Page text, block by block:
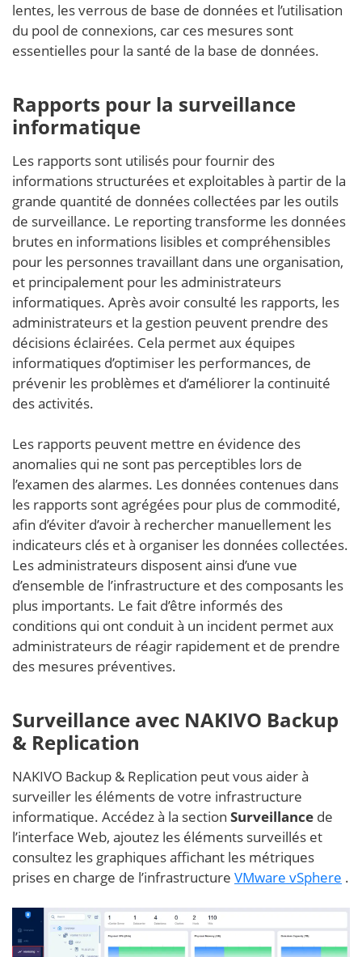
lentes, les verrous de base de données et l’utilisation
du pool de connexions, car ces mesures sont
essentielles pour la santé de la base de données.
Rapports pour la surveillance
informatique
Les rapports sont utilisés pour fournir des
informations structurées et exploitables à partir de la
grande quantité de données collectées par les outils
de surveillance. Le reporting transforme les données
brutes en informations lisibles et compréhensibles
pour les personnes travaillant dans une organisation,
et principalement pour les administrateurs
informatiques. Après avoir consulté les rapports, les
administrateurs et la gestion peuvent prendre des
décisions éclairées. Cela permet aux équipes
informatiques d’optimiser les performances, de
prévenir les problèmes et d’améliorer la continuité
des activités.
Les rapports peuvent mettre en évidence des
anomalies qui ne sont pas perceptibles lors de
l’examen des alarmes. Les données contenues dans
les rapports sont agrégées pour plus de commodité,
afin d’éviter d’avoir à rechercher manuellement les
indicateurs clés et à organiser les données collectées.
Les administrateurs disposent ainsi d’une vue
d’ensemble de l’infrastructure et des composants les
plus importants. Le fait d’être informés des
conditions qui ont conduit à un incident permet aux
administrateurs de réagir rapidement et de prendre
des mesures préventives.
Surveillance avec NAKIVO Backup
& Replication
NAKIVO Backup & Replication peut vous aider à
surveiller les éléments de votre infrastructure
informatique. Accédez à la section Surveillance de
l’interface Web, ajoutez les éléments surveillés et
consultez les graphiques affichant les métriques
prises en charge de l’infrastructure VMware vSphere .